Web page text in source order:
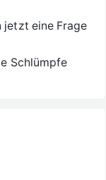
jetzt eine Frage
Schlümpfe